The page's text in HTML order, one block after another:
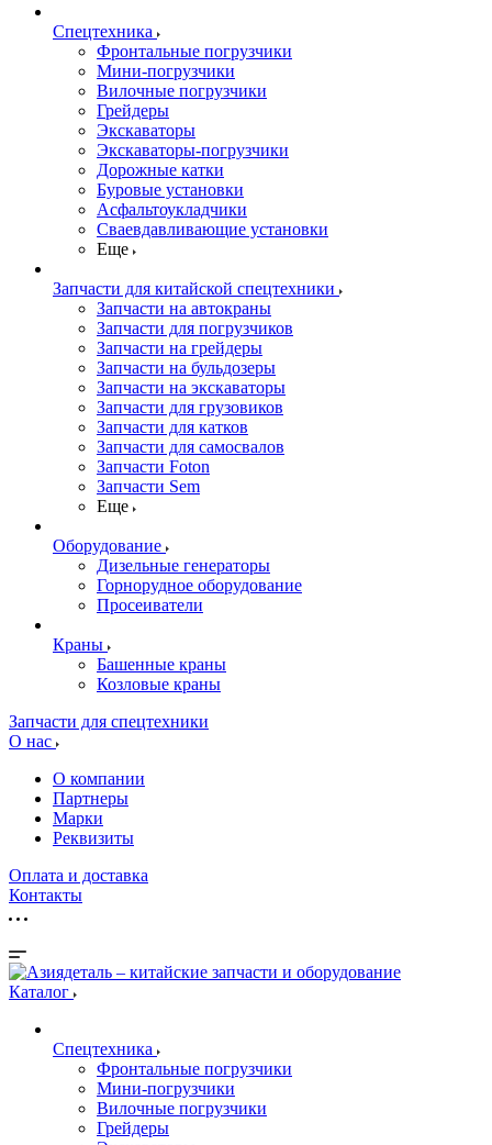
Спецтехника
Фронтальные погрузчики
Мини-погрузчики
Вилочные погрузчики
Грейдеры
Экскаваторы
Экскаваторы-погрузчики
Дорожные катки
Буровые установки
Асфальтоукладчики
Сваевдавливающие установки
Еще
Запчасти для китайской спецтехники
Запчасти на автокраны
Запчасти для погрузчиков
Запчасти на грейдеры
Запчасти на бульдозеры
Запчасти на экскаваторы
Запчасти для грузовиков
Запчасти для катков
Запчасти для самосвалов
Запчасти Foton
Запчасти Sem
Еще
Оборудование
Дизельные генераторы
Горнорудное оборудование
Просеиватели
Краны
Башенные краны
Козловые краны
Запчасти для спецтехники
О нас
О компании
Партнеры
Марки
Реквизиты
Оплата и доставка
Контакты
Каталог
Спецтехника
Фронтальные погрузчики
Мини-погрузчики
Вилочные погрузчики
Грейдеры